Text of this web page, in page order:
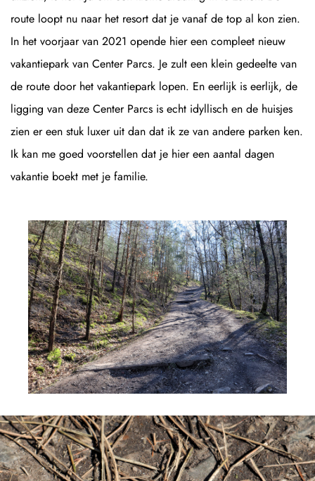
route loopt nu naar het resort dat je vanaf de top al kon zien.
In het voorjaar van 2021 opende hier een compleet nieuw
vakantiepark van Center Parcs. Je zult een klein gedeelte van
de route door het vakantiepark lopen. En eerlijk is eerlijk, de
ligging van deze Center Parcs is echt idyllisch en de huisjes
zien er een stuk luxer uit dan dat ik ze van andere parken ken.
Ik kan me goed voorstellen dat je hier een aantal dagen
vakantie boekt met je familie.